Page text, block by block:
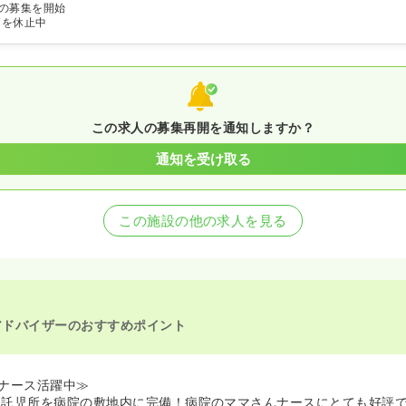
募集を開始
休止中
この求人の募集再開を通知しますか？
通知を受け取る
この施設の他の求人を見る
バイザーのおすすめポイント
ース活躍中≫
所を病院の敷地内に完備！病院のママさんナースにとても好評